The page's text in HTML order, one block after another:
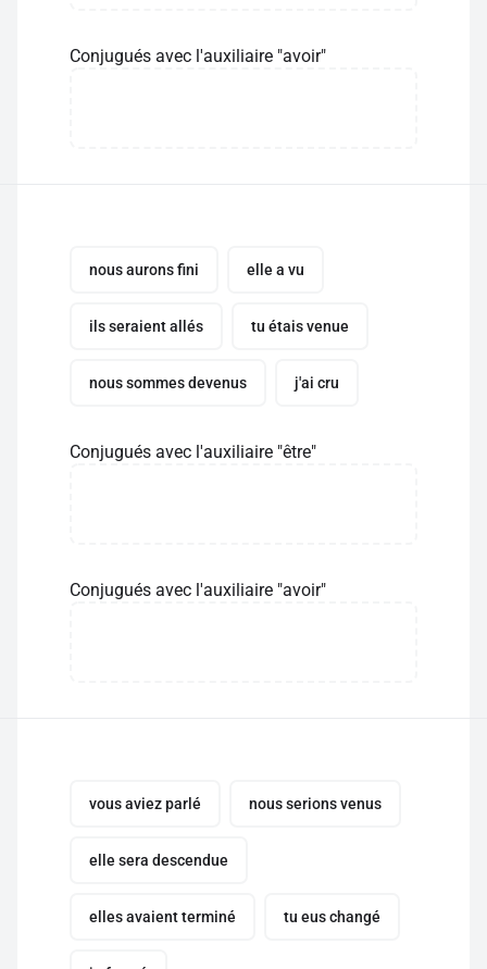
Conjugués avec l'auxiliaire "avoir"
nous aurons fini elle a vu
ils seraient allés tu étais venue
nous sommes devenus j'ai cru
Conjugués avec l'auxiliaire "être"
Conjugués avec l'auxiliaire "avoir"
vous aviez parlé nous serions venus
elle sera descendue
elles avaient terminé tu eus changé